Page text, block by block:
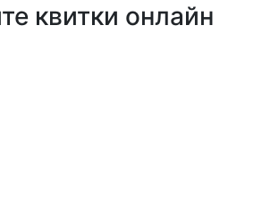
квитки онлайн